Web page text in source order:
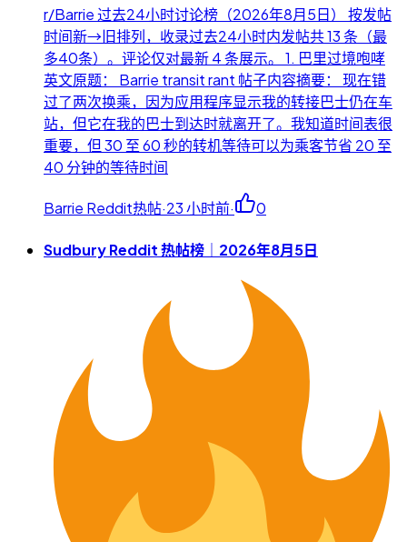
r/Barrie 过去24小时讨论榜（2026年8月5日） 按发帖
时间新→旧排列，收录过去24小时内发帖共 13 条（最
多40条）。评论仅对最新 4 条展示。 1. 巴里过境咆哮
英文原题： Barrie transit rant 帖子内容摘要： 现在错
过了两次换乘，因为应用程序显示我的转接巴士仍在车
站，但它在我的巴士到达时就离开了。我知道时间表很
重要，但 30 至 60 秒的转机等待可以为乘客节省 20 至
40 分钟的等待时间
Barrie Reddit热帖·23 小时前· 0
Sudbury Reddit 热帖榜｜2026年8月5日